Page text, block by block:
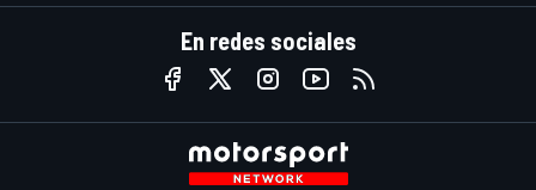
En redes sociales